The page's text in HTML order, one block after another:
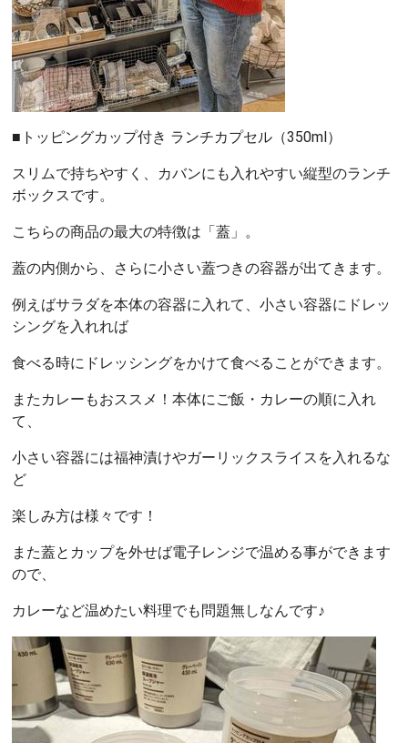
■トッピングカップ付き ランチカプセル（350ml）
スリムで持ちやすく、カバンにも入れやすい縦型のランチ
ボックスです。
こちらの商品の最大の特徴は「蓋」。
蓋の内側から、さらに小さい蓋つきの容器が出てきます。
例えばサラダを本体の容器に入れて、小さい容器にドレッ
シングを入れれば
食べる時にドレッシングをかけて食べることができます。
またカレーもおススメ！本体にご飯・カレーの順に入れ
て、
小さい容器には福神漬けやガーリックスライスを入れるな
ど
楽しみ方は様々です！
また蓋とカップを外せば電子レンジで温める事ができます
ので、
カレーなど温めたい料理でも問題無しなんです♪